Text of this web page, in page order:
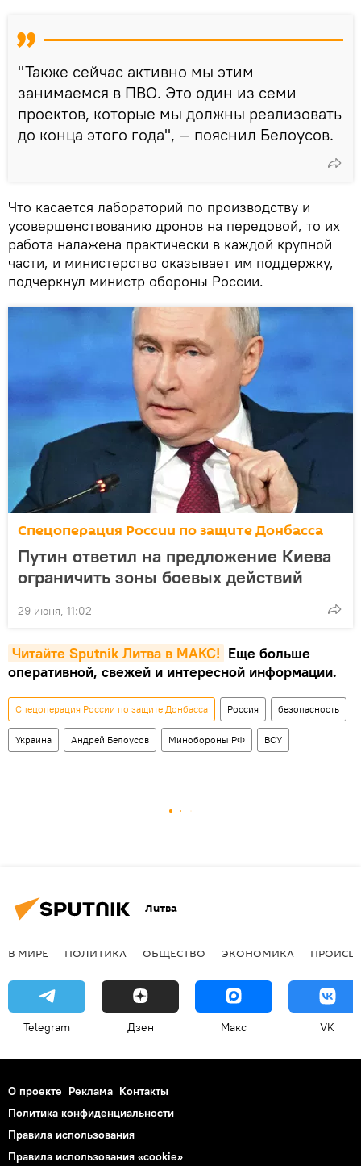
"Также сейчас активно мы этим
занимаемся в ПВО. Это один из семи
проектов, которые мы должны реализовать
до конца этого года", — пояснил Белоусов.
Что касается лабораторий по производству и
усовершенствованию дронов на передовой, то их
работа налажена практически в каждой крупной
части, и министерство оказывает им поддержку,
подчеркнул министр обороны России.
Спецоперация России по защите Донбасса
Путин ответил на предложение Киева
ограничить зоны боевых действий
29 июня, 11:02
Читайте Sputnik Литва в MAКС! Еще больше
оперативной, свежей и интересной информации.
Спецоперация России по защите Донбасса Россия безопасность
Украина Андрей Белоусов Минобороны РФ ВСУ
Литва
В МИРЕ ПОЛИТИКА ОБЩЕСТВО ЭКОНОМИКА
Telegram Дзен Макс VK
О проекте Реклама Контакты
Политика конфиденциальности
Правила использования
Правила использования «cookie»